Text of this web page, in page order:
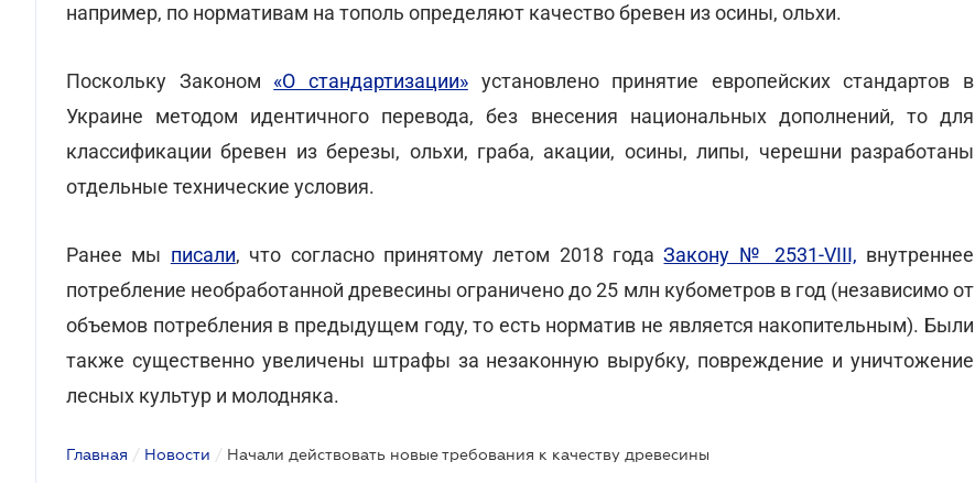
например, по нормативам на тополь определяют качество бревен из осины, ольхи.
Поскольку Законом «О стандартизации»установлено принятие европейских стандартов в
Украине методом идентичного перевода, без внесения национальных дополнений, то для
классификации бревен из березы, ольхи, граба, акации, осины, липы, черешни разработаны
отдельные технические условия.
Ранее мы писали, что согласно принятому летом 2018 годаЗакону № 2531-VIII, внутреннее
потребление необработанной древесины ограничено до 25 млн кубометров в год (независимо от
объемов потребления в предыдущем году, то есть норматив не является накопительным). Были
также существенно увеличены штрафы за незаконную вырубку, повреждение и уничтожение
лесных культур и молодняка.
Главная / Новости / Начали действовать новые требования к качеству древесины